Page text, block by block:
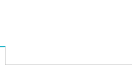
相关资料：